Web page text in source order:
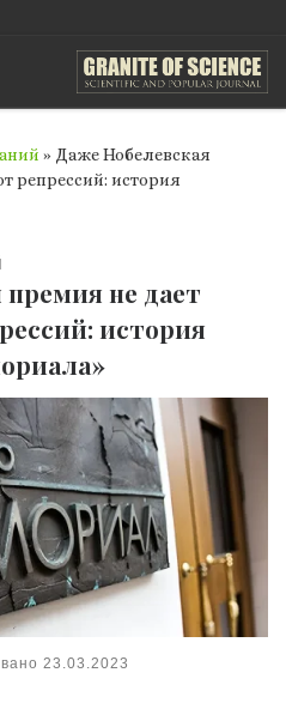
» Даже Нобелевская
репрессий: история
не дает
история
23.03.2023